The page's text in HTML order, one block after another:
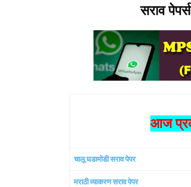
सराव
आज
चालू घडामोडी सराव पेपर
मराठी व्याकरण सराव पेपर